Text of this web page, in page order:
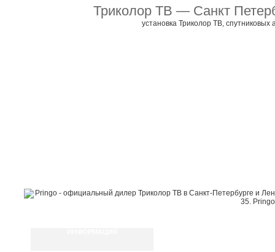
Триколор ТВ — Санкт
установка Триколор ТВ,